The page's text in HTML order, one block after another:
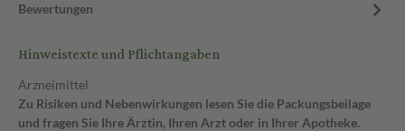
Bewertungen
Hinweistexte und Pflichtangaben
Arzneimittel
Zu Risiken und Nebenwirkungen lesen Sie die Packungsbeilage
und fragen Sie Ihre Ärztin, Ihren Arzt oder in Ihrer Apotheke.